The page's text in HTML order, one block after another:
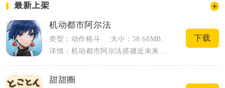
最新上架
机动都市阿尔法
类型：动作格斗
大小：58.68MB
详情：机动都市阿尔法搭建近未来赛博风格阿尔法都市舞台，以全球机甲联赛赛事为核心主线...
下载
甜甜圈